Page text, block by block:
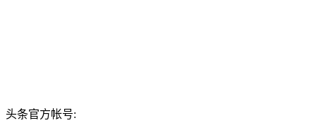
头条官方帐号: